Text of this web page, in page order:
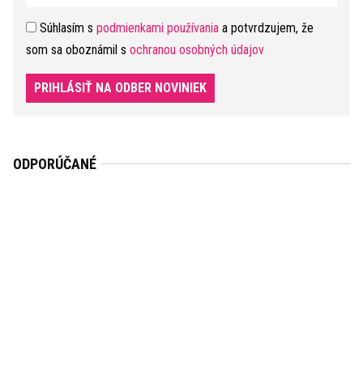
Súhlasím s podmienkami používania a potvrdzujem, že
som sa oboznámil s ochranou osobných údajov
PRIHLÁSIŤ NA ODBER NOVINIEK
ODPORÚČANÉ